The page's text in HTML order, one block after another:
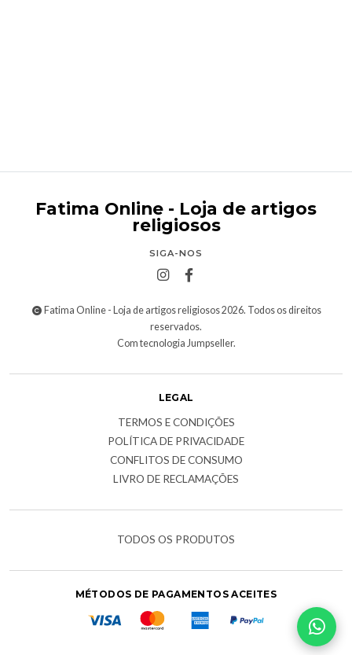
Fatima Online - Loja de artigos
religiosos
SIGA-NOS
Fatima Online - Loja de artigos religiosos 2026. Todos os direitos
reservados.
Com tecnologia Jumpseller.
LEGAL
TERMOS E CONDIÇÕES
POLÍTICA DE PRIVACIDADE
CONFLITOS DE CONSUMO
LIVRO DE RECLAMAÇÕES
TODOS OS PRODUTOS
MÉTODOS DE PAGAMENTOS ACEITES